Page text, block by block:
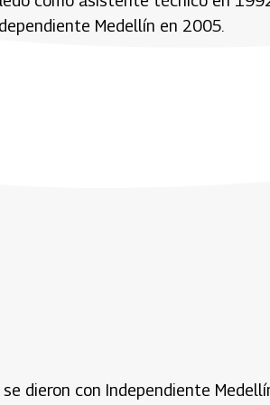
Medellín en 2005.
dieron con Independiente